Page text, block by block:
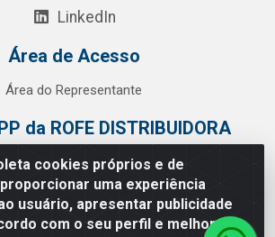
cookies próprios e de
uma experiência
usuário, apresentar publicidade
com o seu perfil e melhorar a
LinkedIn
Área de Acesso
Área do Representante
da ROFE DISTRIBUIDORA